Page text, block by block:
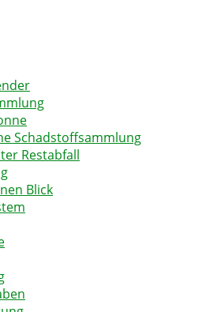
Schadstoffsammlung
Restabfall
Blick